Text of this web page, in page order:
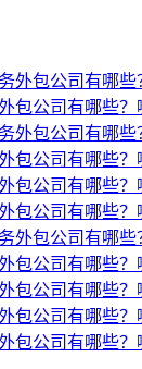
外包公司有哪些
包公司有哪些？
外包公司有哪些
包公司有哪些？
包公司有哪些？
包公司有哪些？
外包公司有哪些
包公司有哪些？
包公司有哪些？
包公司有哪些？
包公司有哪些？